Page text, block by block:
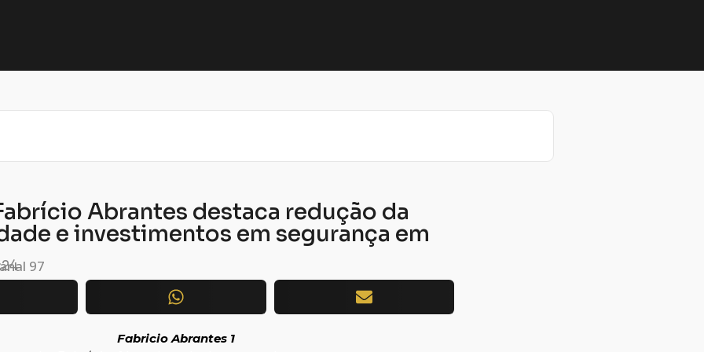
Abrantes destaca redução da
e investimentos em segurança em
97
Fabricio Abrantes 1